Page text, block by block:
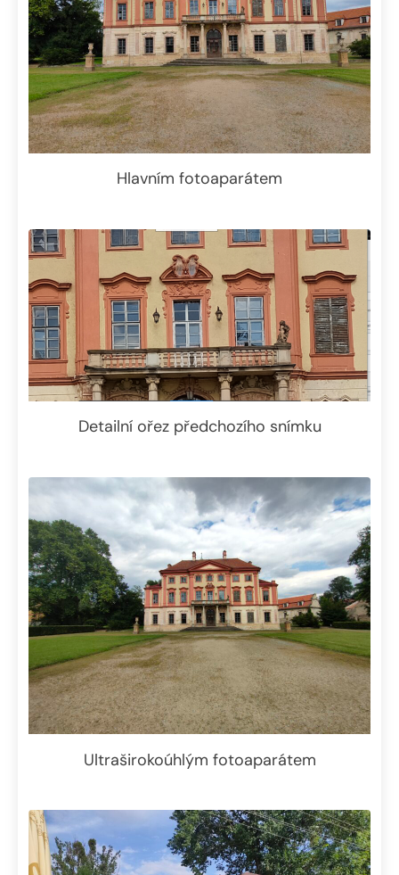
Hlavním fotoaparátem
Detailní ořez předchozího snímku
Ultraširokoúhlým fotoaparátem